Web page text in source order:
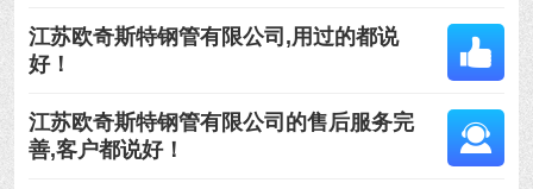
江苏欧奇斯特钢管有限公司,用过的都说
好！
江苏欧奇斯特钢管有限公司的售后服务完
善,客户都说好！